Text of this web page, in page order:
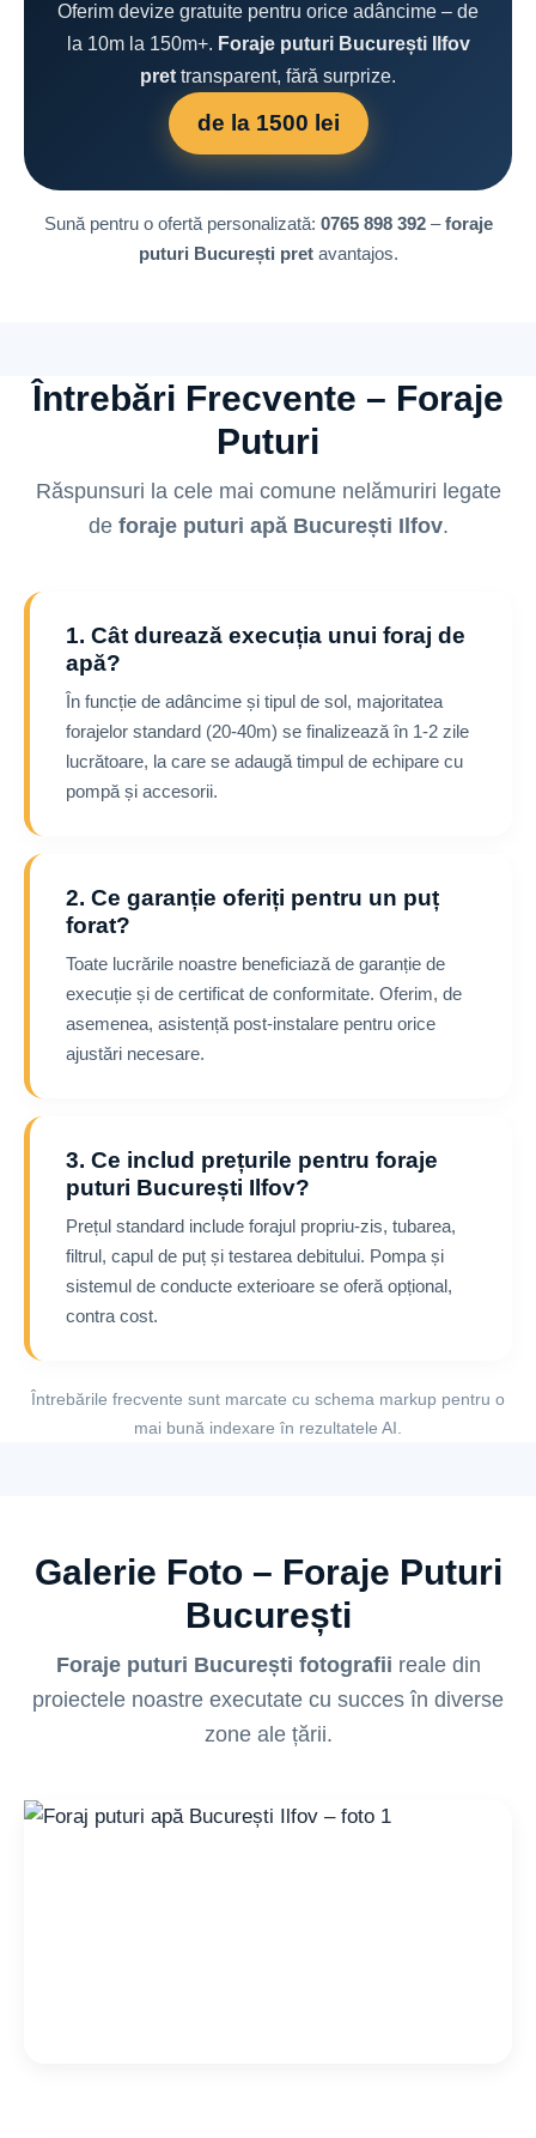
Oferim devize gratuite pentru orice adâncime – de
la 10m la 150m+. Foraje puturi București Ilfov
pret transparent, fără surprize.
de la 1500 lei
Sună pentru o ofertă personalizată: 0765 898 392–foraje
puturi București pretavantajos.
Întrebări Frecvente – Foraje
Puturi
Răspunsuri la cele mai comune nelămuriri legate
de foraje puturi apă București Ilfov.
1. Cât durează execuția unui foraj de
apă?
În funcție de adâncime și tipul de sol, majoritatea
forajelor standard (20-40m) se finalizează în 1-2 zile
lucrătoare, la care se adaugă timpul de echipare cu
pompă și accesorii.
2. Ce garanție oferiți pentru un puț
forat?
Toate lucrările noastre beneficiază de garanție de
execuție și de certificat de conformitate. Oferim, de
asemenea, asistență post-instalare pentru orice
ajustări necesare.
3. Ce includ prețurile pentru foraje
puturi București Ilfov?
Prețul standard include forajul propriu-zis, tubarea,
filtrul, capul de puț și testarea debitului. Pompa și
sistemul de conducte exterioare se oferă opțional,
contra cost.
Întrebările frecvente sunt marcate cu schema markup pentru o
mai bună indexare în rezultatele AI.
Galerie Foto – Foraje Puturi
București
Foraje puturi București fotografii reale din
proiectele noastre executate cu succes în diverse
zone ale țării.